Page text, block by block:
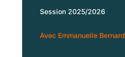
Session 2025/2026
Avec Emmanuelle Bernard